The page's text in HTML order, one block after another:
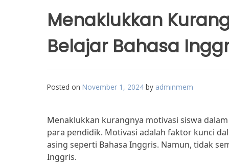
Menaklukkan
Belajar Bahasa
Posted on November 1, 2024 by adminmem
Menaklukkan kurangnya motivasi siswa
para pendidik. Motivasi adalah faktor kunci
asing seperti Bahasa Inggris. Namun, tidak
Inggris.